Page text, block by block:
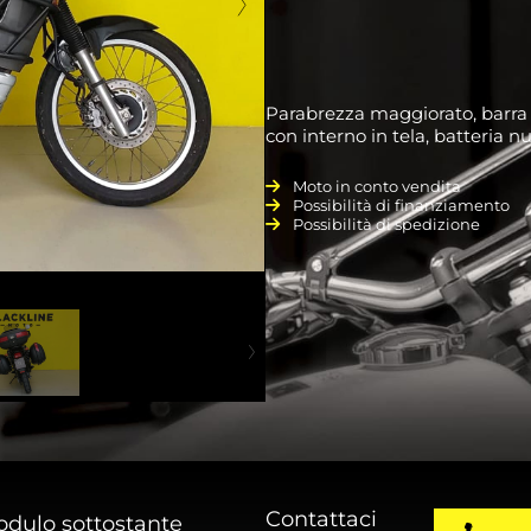
Parabrezza maggiorato,
con interno in tela, batteria
Moto in conto vendita
Possibilità di finanziamento
Possibilità di spedizione
sottostante Contattaci